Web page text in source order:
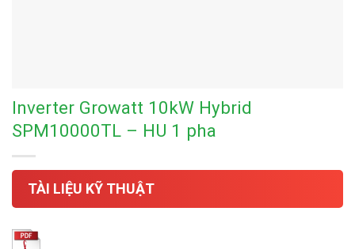
Inverter Growatt 10kW Hybrid
SPM10000TL – HU 1 pha
TÀI LIỆU KỸ THUẬT